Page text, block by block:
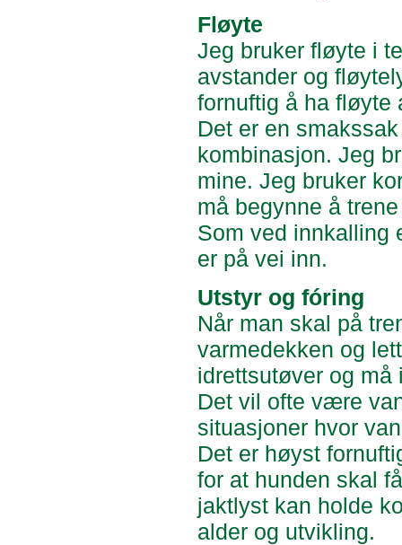
Fløyte
Jeg bruker fløyte i
avstander og
fornuftig å ha fløyte
Det er en
kombinasjon. Jeg
mine. Jeg bruker
må begynne å
Som ved innkalling
er på vei inn.
Utstyr og fóring
Når man skal på
varmedekken og
idrettsutøver og må
Det vil ofte være
situasjoner hvor
Det er høyst
for at hunden skal
jaktlyst kan holde
alder og utvikling.